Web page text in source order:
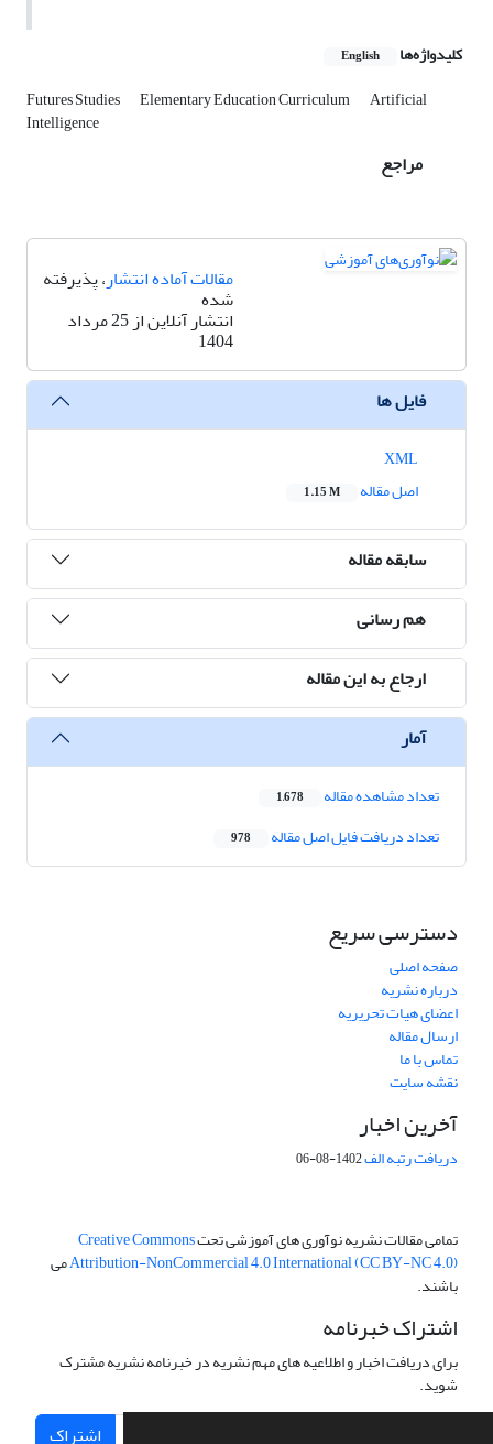
کلیدواژه‌ها English
Futures Studies Elementary Education Curriculum Artificial
Intelligence
مراجع
مقالات آماده انتشار، پذیرفته
شده
انتشار آنلاین از 25 مرداد
1404
فایل ها
اصل مقاله
1.15 M
سابقه مقاله
هم رسانی
ارجاع به این مقاله
آمار
تعداد مشاهده مقاله 1,678
تعداد دریافت فایل اصل مقاله 978
دسترسی سریع
صفحه اصلی
درباره نشریه
اعضای هیات تحریریه
ارسال مقاله
تماس با ما
نقشه سایت
آخرین اخبار
دریافت رتبه الف1402-08-06
تمامی مقالات نشریه نوآوری های آموزشی تحتCreative Commons
Attribution-NonCommercial 4.0 International (CC BY-NC 4.0)می
باشند.
اشتراک خبرنامه
برای دریافت اخبار و اطلاعیه های مهم نشریه در خبرنامه نشریه مشترک
شوید.
اشتراک